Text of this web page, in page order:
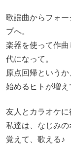
歌謡曲からフォ
プへ。
楽器を使って作
代になって。
原点回帰という
始めるヒトが増え
友人とカラオケに
私達は、なじみ
覚えて、歌える♪